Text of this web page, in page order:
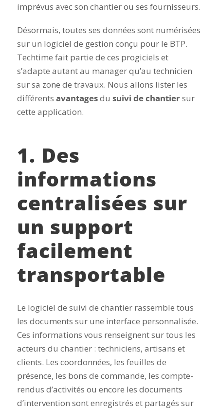
imprévus avec son chantier ou ses fournisseurs.
Désormais, toutes ses données sont numérisées
sur un logiciel de gestion conçu pour le BTP.
Techtime fait partie de ces progiciels et
s’adapte autant au manager qu’au technicien
sur sa zone de travaux. Nous allons lister les
différents avantagesdu suivi de chantiersur
cette application.
1. Des
informations
centralisées sur
un support
facilement
transportable
Le logiciel de suivi de chantier rassemble tous
les documents sur une interface personnalisée.
Ces informations vous renseignent sur tous les
acteurs du chantier : techniciens, artisans et
clients. Les coordonnées, les feuilles de
présence, les bons de commande, les compte-
rendus d’activités ou encore les documents
d’intervention sont enregistrés et partagés sur